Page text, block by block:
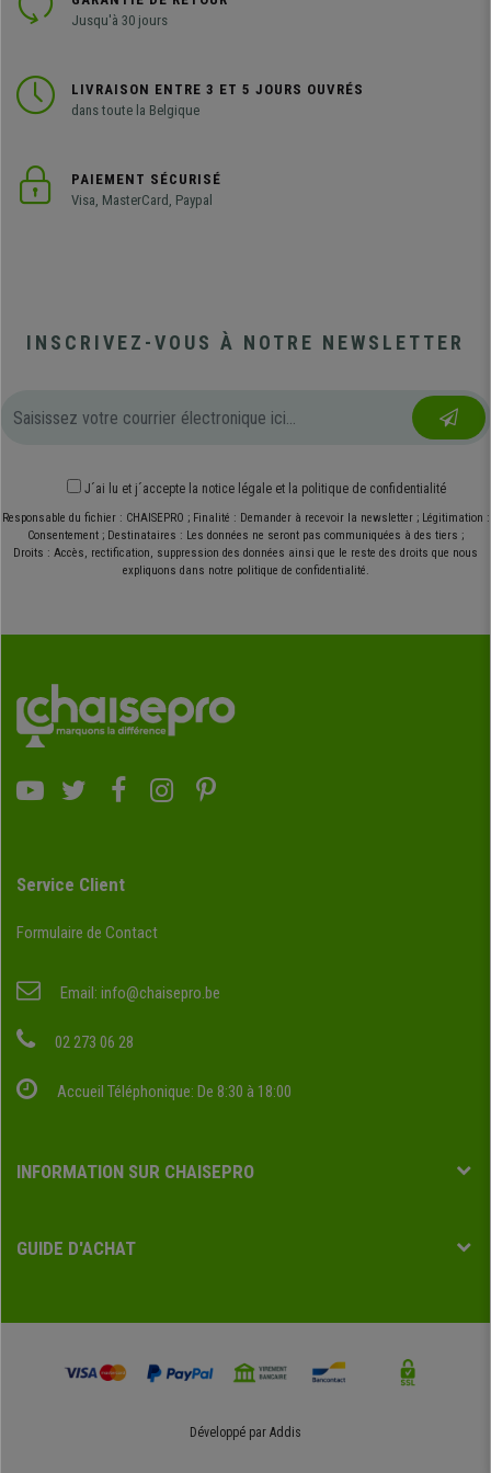
Jusqu'à 30 jours
LIVRAISON ENTRE 3 ET 5 JOURS OUVRÉS
dans toute la Belgique
PAIEMENT SÉCURISÉ
Visa, MasterCard, Paypal
INSCRIVEZ-VOUS À NOTRE NEWSLETTER
J´ai lu et j´accepte la notice légale et la politique de confidentialité
Responsable du fichier : CHAISEPRO ; Finalité : Demander à recevoir la newsletter ; Légitimation :
Consentement ; Destinataires : Les données ne seront pas communiquées à des tiers ;
Droits : Accès, rectification, suppression des données ainsi que le reste des droits que nous
expliquons dans notre politique de confidentialité.
Service Client
Formulaire de Contact
Email: info@chaisepro.be
02 273 06 28
Accueil Téléphonique: De 8:30 à 18:00
INFORMATION SUR CHAISEPRO
GUIDE D'ACHAT
Développé par Addis